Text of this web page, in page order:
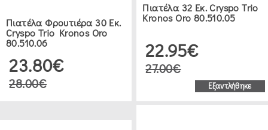
Πιατέλα Φρουτιέρα 30 Εκ.
Cryspo Trio Kronos Oro
80.510.06
23.80€
28.00€
Πιατέλα 32 Εκ. Cryspo Trio
Kronos Oro 80.510.05
22.95€
27.00€
Εξαντλήθηκε
ΔΕΙΤΕ 106 ΠΡΟΪΟΝΤΑ